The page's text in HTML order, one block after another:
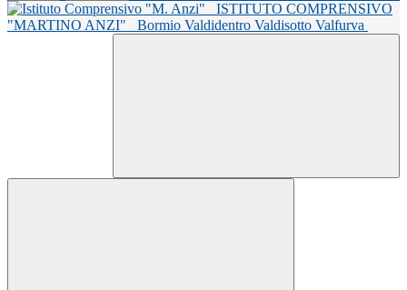
ISTITUTO COMPRENSIVO
"MARTINO ANZI"
Bormio Valdidentro Valdisotto Valfurva